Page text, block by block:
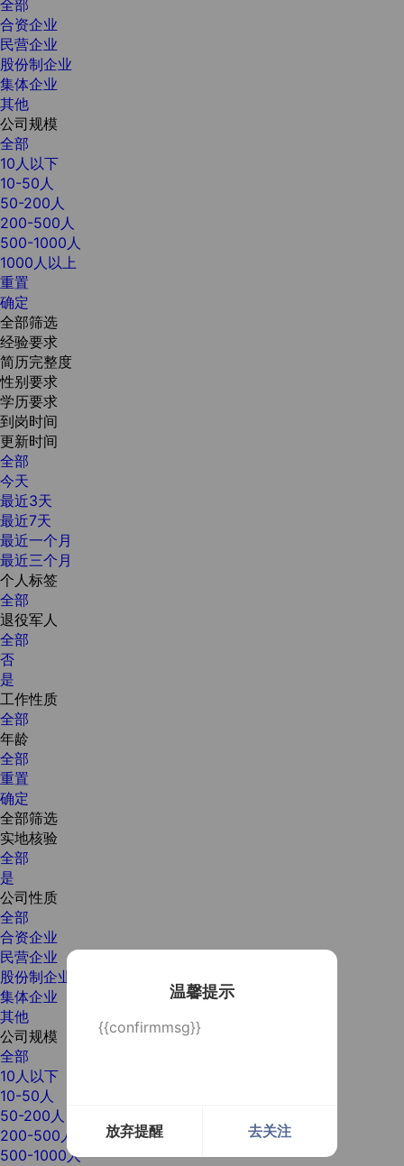
温馨提示
{{confirmmsg}}
放弃提醒 去关注
全部
合资企业
民营企业
股份制企业
集体企业
其他
公司规模
全部
10人以下
10-50人
50-200人
200-500人
500-1000人
1000人以上
重置
确定
全部筛选
经验要求
简历完整度
性别要求
学历要求
到岗时间
更新时间
全部
今天
最近3天
最近7天
最近一个月
最近三个月
个人标签
全部
退役军人
全部
否
是
工作性质
全部
年龄
全部
重置
确定
全部筛选
实地核验
全部
是
公司性质
全部
合资企业
民营企业
股份制企业
集体企业
其他
公司规模
全部
10人以下
10-50人
50-200人
200-500人
500-1000人